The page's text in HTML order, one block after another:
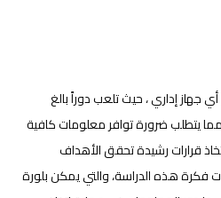
جهاز إداري ، حيث تلعب دوراً بالغ
مما يتطلب ضرورة توافر معلومات كافية
قرارات رشيدة تحقق الأهداف
هذه الدراسة، والتي يمكن بلورة